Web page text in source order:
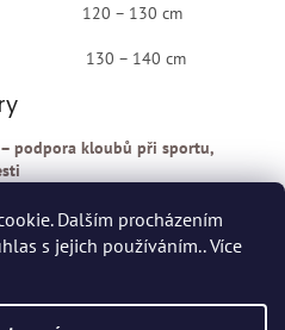
Dalším procházením
s jejich používáním.. Více
cm
cm
– podpora kloubů při sportu,